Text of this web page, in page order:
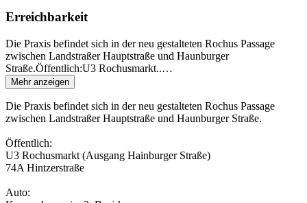
Erreichbarkeit
Die Praxis befindet sich in der neu gestalteten Rochus Passage
zwischen Landstraßer Hauptstraße und Haunburger
Straße.Öffentlich:U3 Rochusmarkt..…
Mehr anzeigen
Die Praxis befindet sich in der neu gestalteten Rochus Passage
zwischen Landstraßer Hauptstraße und Haunburger Straße.
Öffentlich:
U3 Rochusmarkt (Ausgang Hainburger Straße)
74A Hintzerstraße
Auto: